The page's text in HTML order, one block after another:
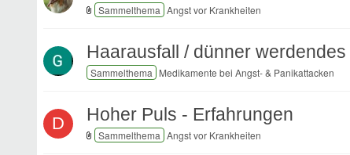
Angst vor Krankheiten
Haarausfall / dünner
Medikamente bei Angst- & Panikattacken
D Hoher Puls - Erfahrungen
Angst vor Krankheiten